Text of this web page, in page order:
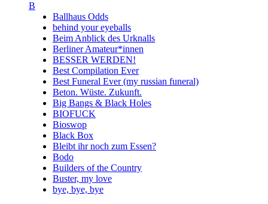
B
Ballhaus Odds
behind your eyeballs
Beim Anblick des Urknalls
Berliner Amateur*innen
BESSER WERDEN!
Best Compilation Ever
Best Funeral Ever (my russian funeral)
Beton. Wüste. Zukunft.
Big Bangs & Black Holes
BIOFUCK
Bioswop
Black Box
Bleibt ihr noch zum Essen?
Bodo
Builders of the Country
Buster, my love
bye, bye, bye